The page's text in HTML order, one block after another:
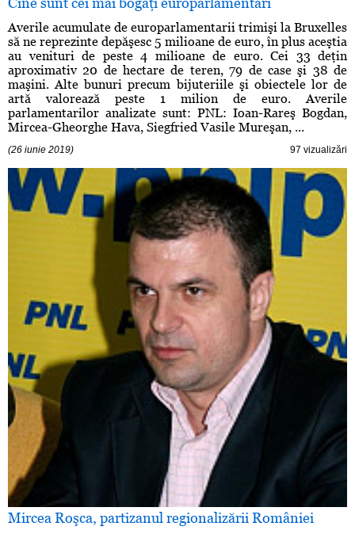
Averile acumulate de europarlamentarii trimişi la Bruxelles
să ne reprezinte depăşesc 5 milioane de euro, în plus aceştia
au venituri de peste 4 milioane de euro. Cei 33 deţin
aproximativ 20 de hectare de teren, 79 de case şi 38 de
maşini. Alte bunuri precum bijuteriile şi obiectele lor de
artă valorează peste 1 milion de euro. Averile
parlamentarilor analizate sunt: PNL: Ioan-Rareş Bogdan,
Mircea-Gheorghe Hava, Siegfried Vasile Mureşan, ...
(26 iunie 2019) 97 vizualizări
Mircea Roşca, partizanul regionalizării României